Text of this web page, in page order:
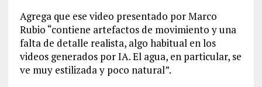
Agrega que ese video presentado por Marco
Rubio “contiene artefactos de movimiento y una
falta de detalle realista, algo habitual en los
videos generados por IA. El agua, en particular, se
ve muy estilizada y poco natural”.